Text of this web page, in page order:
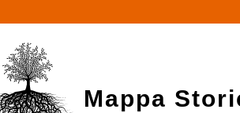
Mappa